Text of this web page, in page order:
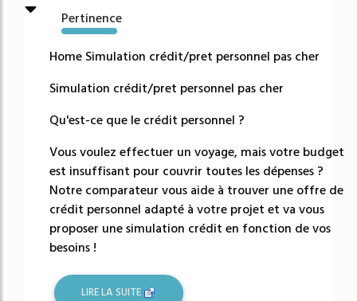
Pertinence
13863%
Home Simulation crédit/pret personnel pas cher
Simulation crédit/pret personnel pas cher
Qu'est-ce que le crédit personnel ?
Vous voulez effectuer un voyage, mais votre budget
est insuffisant pour couvrir toutes les dépenses ?
Notre comparateur vous aide à trouver une offre de
crédit personnel adapté à votre projet et va vous
proposer une simulation crédit en fonction de vos
besoins !
LIRE LA SUITE